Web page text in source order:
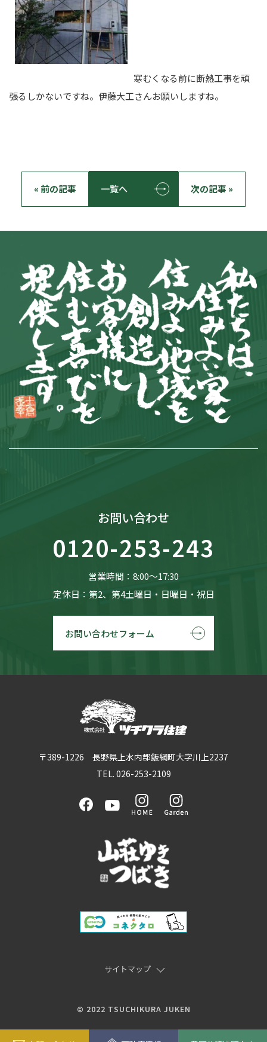
寒むくなる前に断熱工事を頑
張るしかないですね。伊藤大工さんお願いしますね。
« 前の記事 一覧へ 次の記事 »
お問い合わせ
0120-253-243
営業時間：8:00〜17:30
定休日：第2、第4土曜日・日曜日・祝日
お問い合わせフォーム
〒389-1226 長野県上水内郡飯綱町大字川上2237
TEL. 026-253-2109
サイトマップ
© 2022 TSUCHIKURA JUKEN